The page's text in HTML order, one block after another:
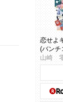
恋せよ
(バンチ
山崎